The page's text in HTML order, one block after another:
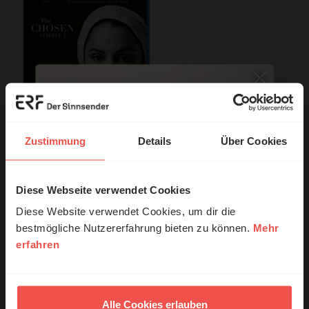
Zustimmung Details Über Cookies
Diese Webseite verwendet Cookies
Diese Website verwendet Cookies, um dir die
bestmögliche Nutzererfahrung bieten zu können. Mehr
erfahren
Alle Cookies erlauben
The Chosen - Staffel 3
25,00 EUR
© Ruth Schneider / ERF